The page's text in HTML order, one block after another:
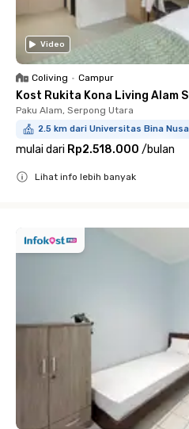
Video
Coliving • Campur
Kost Rukita Kona Living Alam
Paku Alam, Serpong Utara
2.5 km dari Universitas Bina
mulai dari Rp2.518.000 /bulan
Lihat info lebih banyak